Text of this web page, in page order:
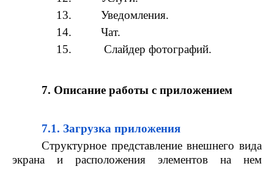
13.
Уведомления.
14.
Чат.
15.
Слайдер фотографий.
7. Описание работы с приложением
7.1. Загрузка приложения
Структурное представление внешнего вида
экрана и расположения элементов на нем